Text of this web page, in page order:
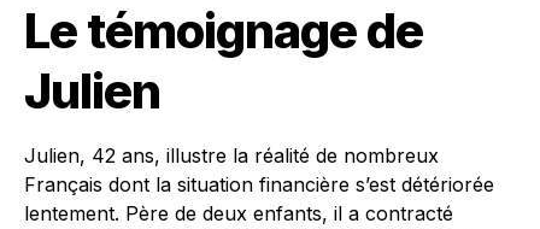
Le témoignage de
Julien
Julien, 42 ans, illustre la réalité de nombreux
Français dont la situation financière s’est détériorée
lentement. Père de deux enfants, il a contracté